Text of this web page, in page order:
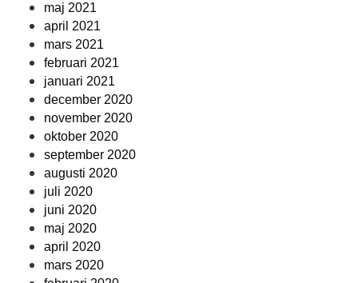
maj 2021
april 2021
mars 2021
februari 2021
januari 2021
december 2020
november 2020
oktober 2020
september 2020
augusti 2020
juli 2020
juni 2020
maj 2020
april 2020
mars 2020